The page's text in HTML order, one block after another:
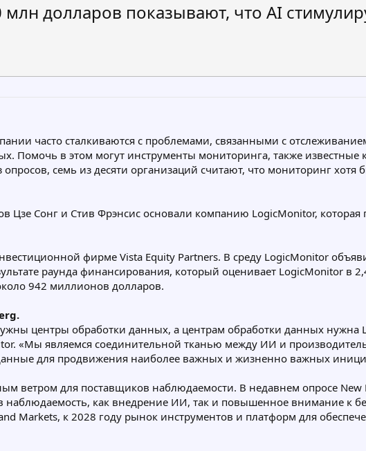
долларов показывают, что AI
часто сталкиваются с проблемами, связанными с
Помочь в этом могут инструменты мониторинга, также известные
семь из десяти организаций считают, что мониторинг хотя
Цзе Сонг и Стив Фрэнсис основали компанию LogicMonitor, которая
фирме Vista Equity Partners. В среду LogicMonitor
раунда финансирования, который оценивает LogicMonitor в
942 миллионов долларов.
центры обработки данных, а центрам обработки данных нужна
«Мы являемся соединительной тканью между ИИ и
для продвижения наиболее важных и жизненно важных
ветром для поставщиков наблюдаемости. В недавнем опросе
как внедрение ИИ, так и повышенное внимание к
Markets, к 2028 году рынок инструментов и платформ для